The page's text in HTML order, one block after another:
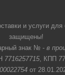
и услуги
защищены!
знак № - в
7716257715, КПП
от